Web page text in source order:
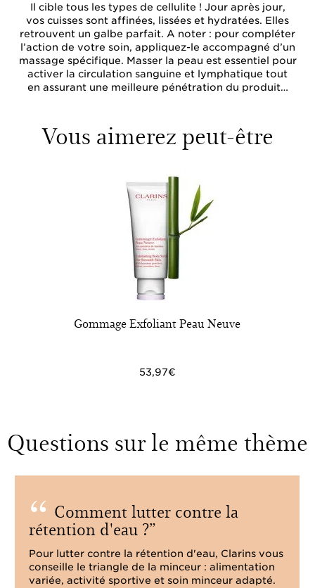
Il cible tous les types de cellulite ! Jour après jour,
vos cuisses sont affinées, lissées et hydratées. Elles
retrouvent un galbe parfait. A noter : pour compléter
l’action de votre soin, appliquez-le accompagné d’un
massage spécifique. Masser la peau est essentiel pour
activer la circulation sanguine et lymphatique tout
en assurant une meilleure pénétration du produit…
Vous aimerez peut-être
Gommage Exfoliant Peau Neuve
53,97€
Questions sur le même thème
Comment lutter contre la
rétention d'eau ?
Pour lutter contre la rétention d'eau, Clarins vous
conseille le triangle de la minceur : alimentation
variée, activité sportive et soin minceur adapté.